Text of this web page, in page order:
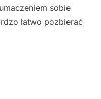
sobie
łatwo pozbierać